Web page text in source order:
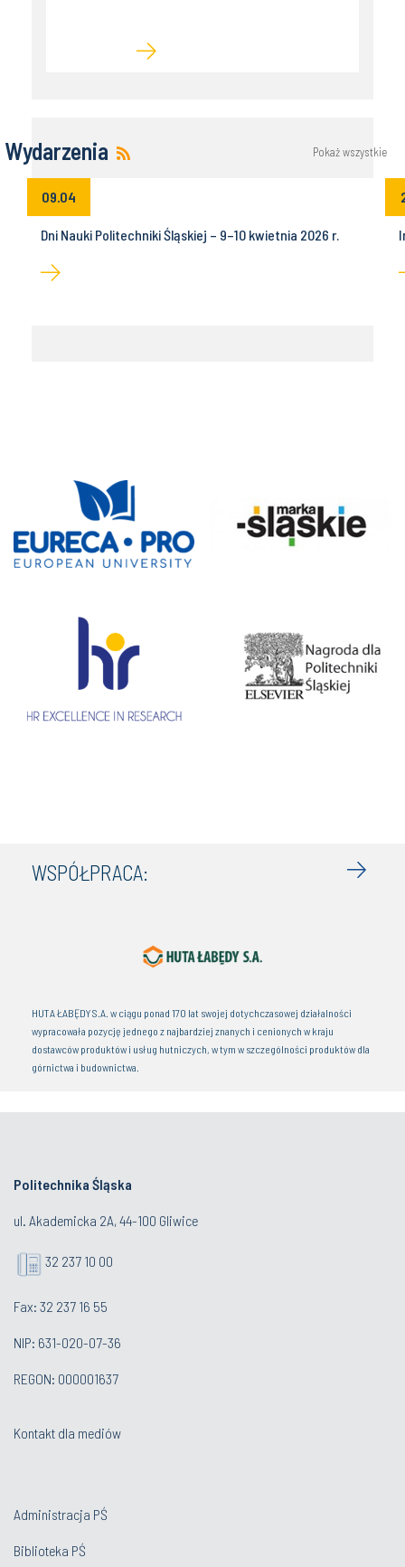
Wydarzenia Pokaż wszystkie
09.04
Dni Nauki Politechniki Śląskiej – 9–10 kwietnia 2026 r.
WSPÓŁPRACA:
HUTA ŁABĘDY S.A. w ciągu ponad 170 lat swojej dotychczasowej działalności
wypracowała pozycję jednego z najbardziej znanych i cenionych w kraju
dostawców produktów i usług hutniczych, w tym w szczególności produktów dla
górnictwa i budownictwa.
Politechnika Śląska
ul. Akademicka 2A, 44-100 Gliwice
32 237 10 00
Fax: 32 237 16 55
NIP: 631-020-07-36
REGON: 000001637
Kontakt dla mediów
Administracja PŚ
Biblioteka PŚ